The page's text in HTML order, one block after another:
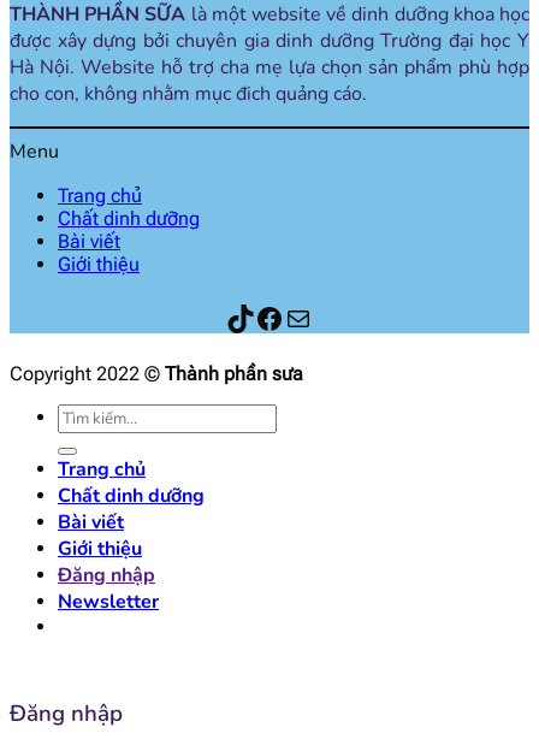
THÀNH PHẦN SỮA là một website về dinh dưỡng khoa học
được xây dựng bởi chuyên gia dinh dưỡng Trường đại học Y
Hà Nội. Website hỗ trợ cha mẹ lựa chọn sản phẩm phù hợp
cho con, không nhằm mục đich quảng cáo.
Menu
Trang chủ
Chất dinh dưỡng
Bài viết
Giới thiệu
Thành phần sữaFacebook
Mail
Copyright 2022 © Thành phần sưa
Tìm
kiếm:
Trang chủ
Chất dinh dưỡng
Bài viết
Giới thiệu
Đăng nhập
Newsletter
Đăng nhập